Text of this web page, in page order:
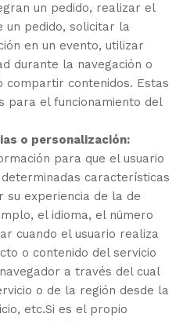
un pedido, realizar el
un pedido, solicitar la
en un evento, utilizar
durante la navegación o
compartir contenidos. Estas
para el funcionamiento del
o personalización:
para que el usuario
características
su experiencia de la de
el idioma, el número
cuando el usuario realiza
o contenido del servicio
a través del cual
o de la región desde la
etc.Si es el propio